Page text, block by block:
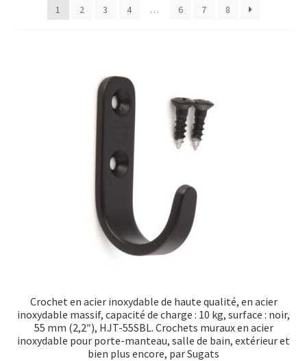
CONDITIONS GÉNÉRALES DE VENTE
1
2 3 4 … 6 7 8
Crochet en acier inoxydable de haute qualité, en acier
inoxydable massif, capacité de charge : 10 kg, surface : noir,
55 mm (2,2″), HJT-55SBL. Crochets muraux en acier
inoxydable pour porte-manteau, salle de bain, extérieur et
bien plus encore, par Sugats